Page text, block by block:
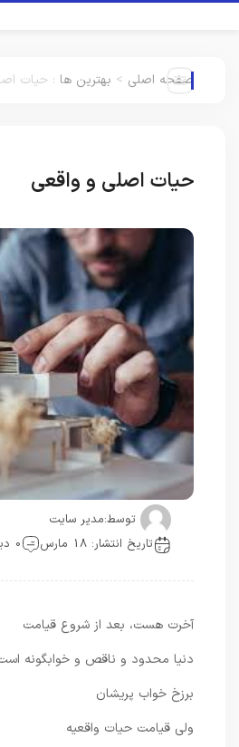
صفحه اصلی > بهترین ها : حیات
حیات اصلی و واقعی
توسط:مدیر سایت
تاریخ انتشار: 18 مارس
0 دیدگاه
آخرت هست، بعد از شروع قیامت
دنیا محدود و ناقص و خوابگونه
برزخ خواب پریشان
ولی قیامت حیات واقعیه